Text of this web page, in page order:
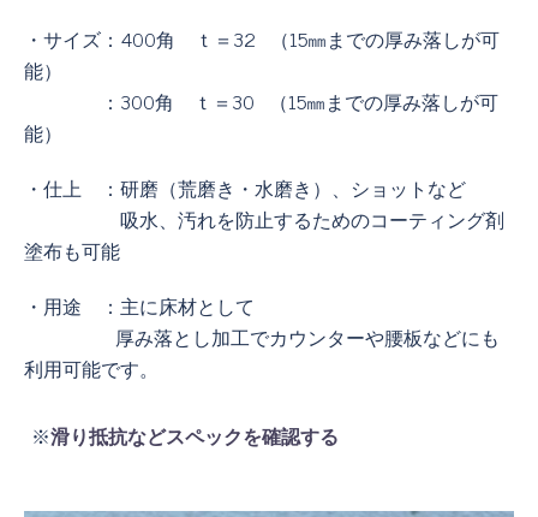
・サイズ：400角 ｔ＝32 （15㎜までの厚み落しが可
能）
：300角 ｔ＝30 （15㎜までの厚み落しが可
能）
・仕上 ：研磨（荒磨き・水磨き）、ショットなど
吸水、汚れを防止するためのコーティング剤
塗布も可能
・用途 ：主に床材として
厚み落とし加工でカウンターや腰板などにも
利用可能です。
※滑り抵抗などスペックを確認する